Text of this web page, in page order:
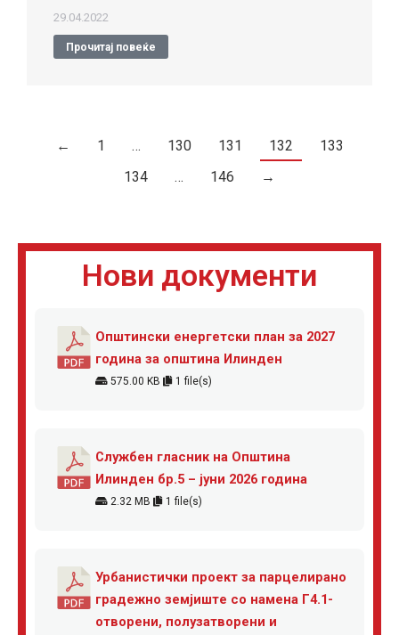
29.04.2022
Прочитај повеќе
← 1 … 130 131 132
133
134
… 146 →
Нови документи
Општински енергетски план за 2027
година за општина Илинден
575.00 KB 1 file(s)
Службен гласник на Општина
Илинден бр.5 – јуни 2026 година
2.32 MB 1 file(s)
Урбанистички проект за парцелирано
градежно земјиште со намена Г4.1-
отворени, полузатворени и